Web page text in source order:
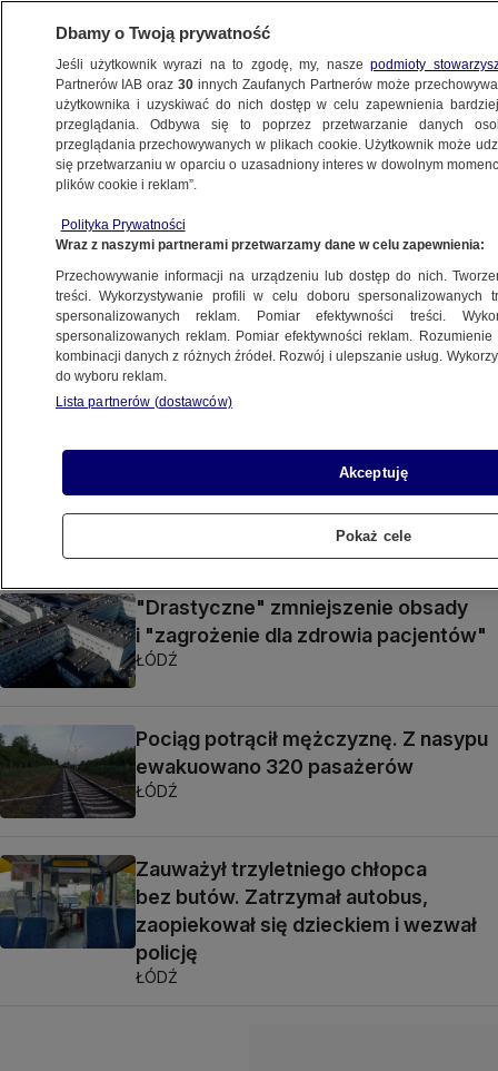
ZGIERZ
Dyrektor szpitala odwołana.
"Wprowadziła atmosferę poniżania
i zastraszania"
ŁÓDŹ
Bunt lekarzy w zgierskim szpitalu, 50
zdeponowanych wypowiedzeń
Miał ponad trzy promile, uderzył
w zaparkowany samochód i ściął
latarnie
"Drastyczne" zmniejszenie obsady
i "zagrożenie dla zdrowia pacjentów"
ŁÓDŹ
Pociąg potrącił mężczyznę. Z nasypu
ewakuowano 320 pasażerów
ŁÓDŹ
Zauważył trzyletniego chłopca
bez butów. Zatrzymał autobus,
zaopiekował się dzieckiem i wezwał
policję
ŁÓDŹ
Dbamy o Twoją prywatność
Jeśli użytkownik wyrazi na to zgodę, my, naszepodmioty
Partnerów IAB oraz30 innych Zaufanych Partnerów może
użytkownika i uzyskiwać do nich dostęp w celu zapewnienia
przeglądania. Odbywa się to poprzez przetwarzanie danych
przeglądania przechowywanych w plikach cookie. Użytkownik może
się przetwarzaniu w oparciu o uzasadniony interes w dowolnym
plików cookie i reklam”.
Polityka Prywatności
Wraz z naszymi partnerami przetwarzamy dane w celu zapewnienia:
Przechowywanie informacji na urządzeniu lub dostęp do nich.
treści. Wykorzystywanie profili w celu doboru spersonalizowanych
spersonalizowanych reklam. Pomiar efektywności treści.
spersonalizowanych reklam. Pomiar efektywności reklam.
kombinacji danych z różnych źródeł. Rozwój i ulepszanie usług.
do wyboru reklam.
Lista partnerów (dostawców)
Akceptuję
Pokaż cele